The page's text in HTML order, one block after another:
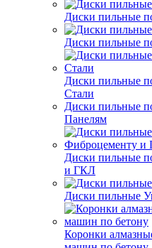
Диски пильные
Диски пильные
Диски пильные
Стали
Диски пильные
Панелям
Диски пильные
и ГКЛ
Диски пильные
Коронки